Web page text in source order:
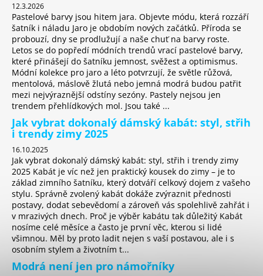
12.3.2026
Pastelové barvy jsou hitem jara. Objevte módu, která rozzáří
šatník i náladu Jaro je obdobím nových začátků. Příroda se
probouzí, dny se prodlužují a naše chuť na barvy roste.
Letos se do popředí módních trendů vrací pastelové barvy,
které přinášejí do šatníku jemnost, svěžest a optimismus.
Módní kolekce pro jaro a léto potvrzují, že světle růžová,
mentolová, máslově žlutá nebo jemná modrá budou patřit
mezi nejvýraznější odstíny sezóny. Pastely nejsou jen
trendem přehlídkových mol. Jsou také ...
Jak vybrat dokonalý dámský kabát: styl, střih
i trendy zimy 2025
16.10.2025
Jak vybrat dokonalý dámský kabát: styl, střih i trendy zimy
2025 Kabát je víc než jen praktický kousek do zimy – je to
základ zimního šatníku, který dotváří celkový dojem z vašeho
stylu. Správně zvolený kabát dokáže zvýraznit přednosti
postavy, dodat sebevědomí a zároveň vás spolehlivě zahřát i
v mrazivých dnech. Proč je výběr kabátu tak důležitý Kabát
nosíme celé měsíce a často je první věc, kterou si lidé
všimnou. Měl by proto ladit nejen s vaší postavou, ale i s
osobním stylem a životním t...
Modrá není jen pro námořníky